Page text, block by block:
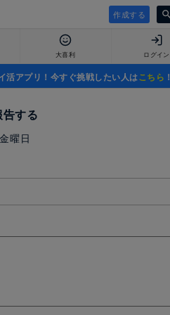
作成する
大喜利 ログイン
活アプリ！今すぐ挑戦したい人はこちら ！
する
曜日